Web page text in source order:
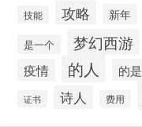
技能 攻略 新年
是一个 梦幻西游
疫情 的人 的是
证书 诗人 费用